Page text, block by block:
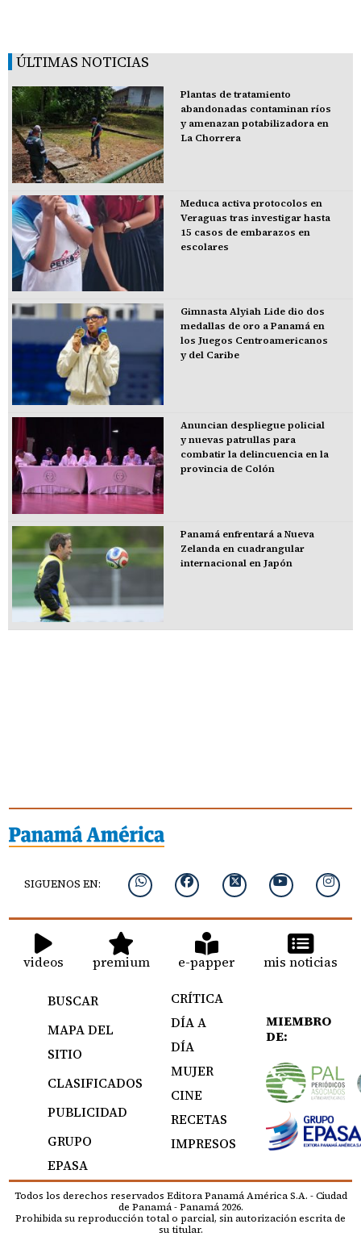
ÚLTIMAS NOTICIAS
Plantas de tratamiento
abandonadas contaminan ríos
y amenazan potabilizadora en
La Chorrera
Meduca activa protocolos en
Veraguas tras investigar hasta
15 casos de embarazos en
escolares
Gimnasta Alyiah Lide dio dos
medallas de oro a Panamá en
los Juegos Centroamericanos
y del Caribe
Anuncian despliegue policial
y nuevas patrullas para
combatir la delincuencia en la
provincia de Colón
Panamá enfrentará a Nueva
Zelanda en cuadrangular
internacional en Japón
SIGUENOS EN:
videos premium e-papper mis noticias
BUSCAR
MAPA DEL
SITIO
CLASIFICADOS
PUBLICIDAD
GRUPO
EPASA
CRÍTICA
DÍA A
DÍA
MUJER
CINE
RECETAS
IMPRESOS
MIEMBRO
DE:
Todos los derechos reservados Editora Panamá América S.A. - Ciudad
de Panamá - Panamá 2026.
Prohibida su reproducción total o parcial, sin autorización escrita de
su titular.